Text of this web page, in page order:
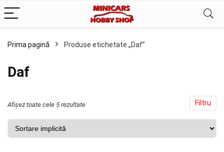
Prima pagină Produse etichetate „Daf”
Daf
Filtru
Afișez toate cele 5 rezultate